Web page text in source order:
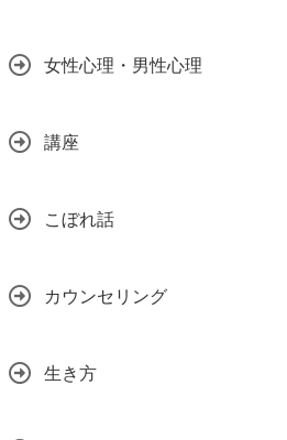
女性心理・男性心理
講座
こぼれ話
カウンセリング
生き方